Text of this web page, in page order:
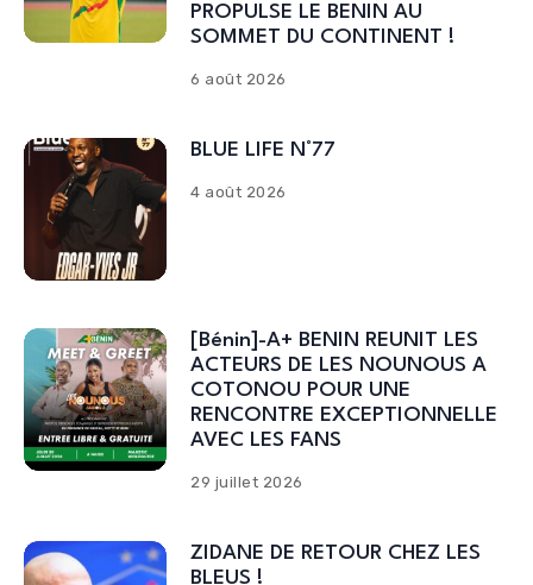
PROPULSE LE BENIN AU
SOMMET DU CONTINENT !
6 août 2026
BLUE LIFE N°77
4 août 2026
[Bénin]-A+ BENIN REUNIT LES
ACTEURS DE LES NOUNOUS A
COTONOU POUR UNE
RENCONTRE EXCEPTIONNELLE
AVEC LES FANS
29 juillet 2026
ZIDANE DE RETOUR CHEZ LES
BLEUS !